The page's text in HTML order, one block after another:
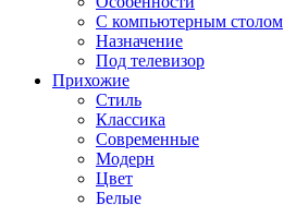
С компьютерным столом
Назначение
Под телевизор
Прихожие
Стиль
Классика
Современные
Модерн
Цвет
Белые